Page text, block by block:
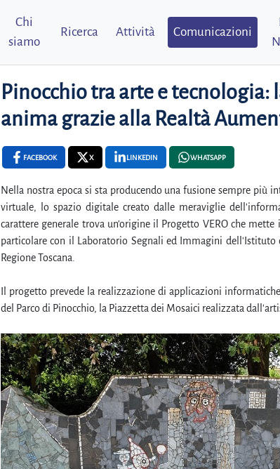
Chi
siamo
Ricerca Attività Comunicazioni
Pinocchio tra arte e tecnologia:
anima grazie alla Realtà
FACEBOOK X LINKEDIN WHATSAPP
Nella nostra epoca si sta producendo una fusione sempre più
virtuale, lo spazio digitale creato dalle meraviglie
carattere generale trova un'origine il Progetto VERO che
particolare con il Laboratorio Segnali ed Immagini dell'Istituto
Regione Toscana.
Il progetto prevede la realizzazione di applicazioni
del Parco di Pinocchio, la Piazzetta dei Mosaici realizzata